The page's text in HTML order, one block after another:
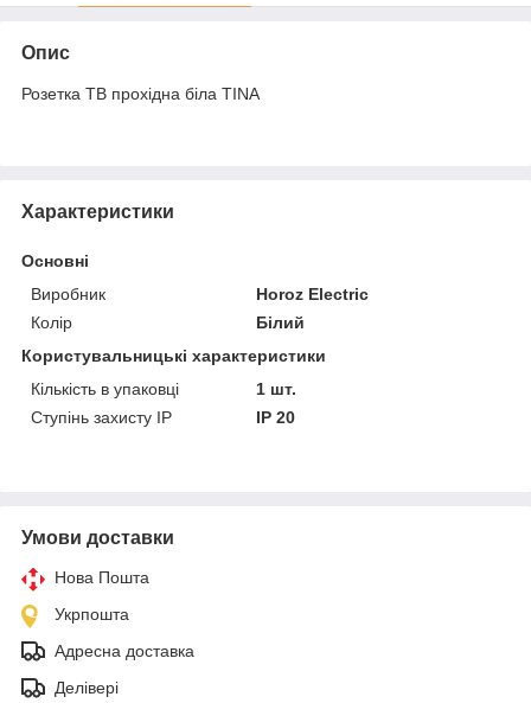
Опис
Розетка ТВ прохідна біла TINA
Характеристики
Основні
Виробник
Horoz Electric
Колір
Білий
Користувальницькі характеристики
Кількість в упаковці
1 шт.
Ступінь захисту IP
IP 20
Умови доставки
Нова Пошта
Укрпошта
Адресна доставка
Делівері